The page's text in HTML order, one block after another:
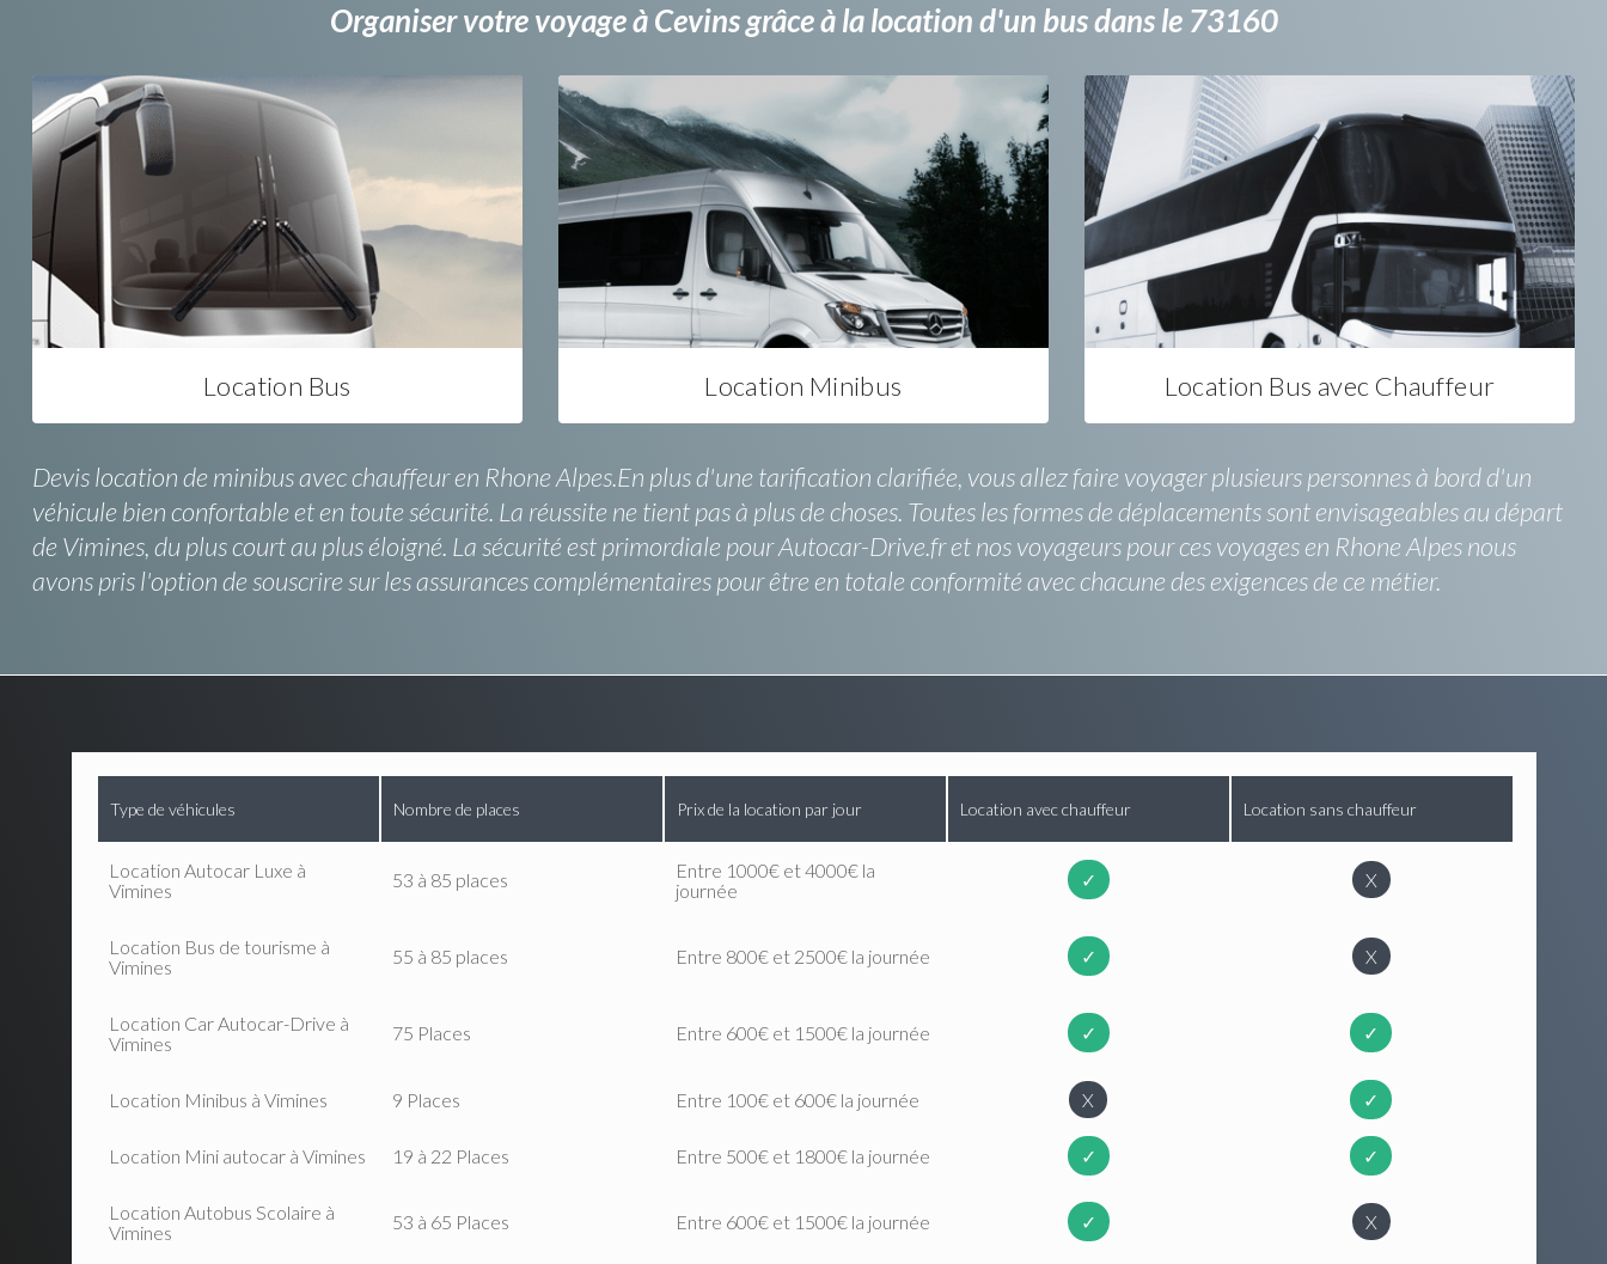
Organiser votre voyage à Cevins grâce à la location d'un bus dans le 73160
Location Bus Location Minibus Location Bus avec Chauffeur
Devis location de minibus avec chauffeur en Rhone Alpes.En plus d'une tarification clarifiée, vous allez faire voyager plusieurs personnes à bord d'un
véhicule bien confortable et en toute sécurité. La réussite ne tient pas à plus de choses. Toutes les formes de déplacements sont envisageables au départ
de Vimines, du plus court au plus éloigné. La sécurité est primordiale pour Autocar-Drive.fr et nos voyageurs pour ces voyages en Rhone Alpes nous
avons pris l'option de souscrire sur les assurances complémentaires pour être en totale conformité avec chacune des exigences de ce métier.
Type de véhicules Nombre de places Prix de la location par jour Location avec chauffeur Location sans chauffeur
Location Autocar Luxe à
Vimines
53 à 85 places
Entre 1000€ et 4000€ la
journée
✓ X
Location Bus de tourisme à
Vimines
55 à 85 places Entre 800€ et 2500€ la journée ✓ X
Location Car Autocar-Drive à
Vimines
75 Places Entre 600€ et 1500€ la journée ✓ ✓
Location Minibus à Vimines 9 Places Entre 100€ et 600€ la journée X ✓
Location Mini autocar à Vimines 19 à 22 Places Entre 500€ et 1800€ la journée ✓ ✓
Location Autobus Scolaire à
Vimines
53 à 65 Places Entre 600€ et 1500€ la journée ✓ X